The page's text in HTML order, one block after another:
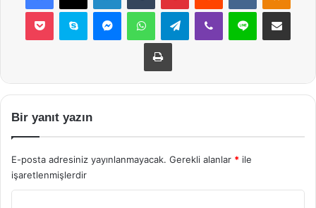
Pocket Skype MessengerWhatsAppTelegramViber Line E-Posta ile
Yazdır
Bir yanıt yazın
E-posta adresiniz yayınlanmayacak. Gerekli alanlar * ile
işaretlenmişlerdir